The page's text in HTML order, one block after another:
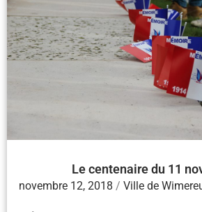
Le centenaire du 11
novembre 12, 2018 / Ville de